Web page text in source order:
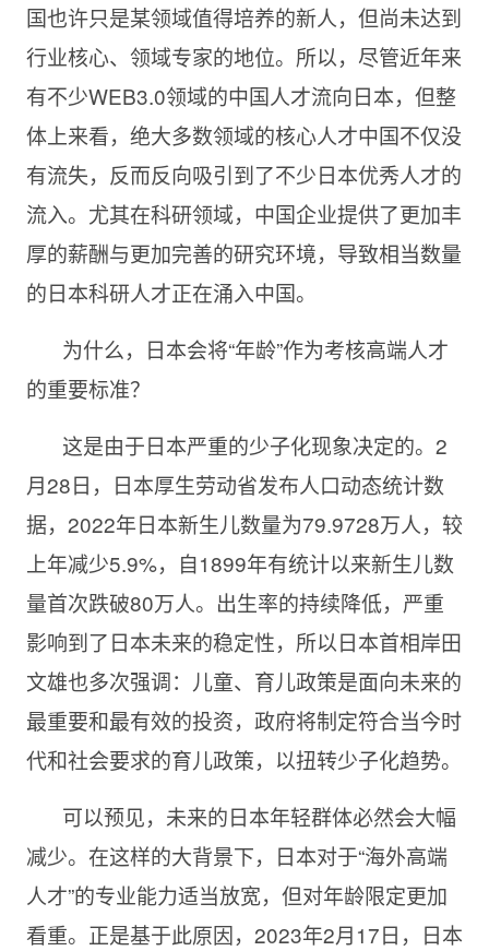
国也许只是某领域值得培养的新人，但尚未达到
行业核心、领域专家的地位。所以，尽管近年来
有不少WEB3.0领域的中国人才流向日本，但整
体上来看，绝大多数领域的核心人才中国不仅没
有流失，反而反向吸引到了不少日本优秀人才的
流入。尤其在科研领域，中国企业提供了更加丰
厚的薪酬与更加完善的研究环境，导致相当数量
的日本科研人才正在涌入中国。
为什么，日本会将“年龄”作为考核高端人才
的重要标准？
这是由于日本严重的少子化现象决定的。2
月28日，日本厚生劳动省发布人口动态统计数
据，2022年日本新生儿数量为79.9728万人，较
上年减少5.9%，自1899年有统计以来新生儿数
量首次跌破80万人。出生率的持续降低，严重
影响到了日本未来的稳定性，所以日本首相岸田
文雄也多次强调：儿童、育儿政策是面向未来的
最重要和最有效的投资，政府将制定符合当今时
代和社会要求的育儿政策，以扭转少子化趋势。
可以预见，未来的日本年轻群体必然会大幅
减少。在这样的大背景下，日本对于“海外高端
人才”的专业能力适当放宽，但对年龄限定更加
看重。正是基于此原因，2023年2月17日，日本